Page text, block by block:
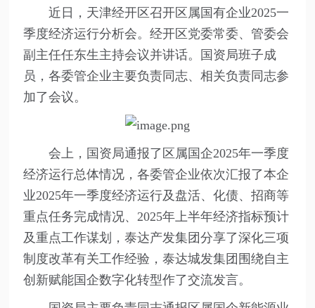
近日，天津经开区召开区属国有企业2025一
季度经济运行分析会。经开区党委常委、管委会
副主任任东生主持会议并讲话。国资局班子成
员，各委管企业主要负责同志、相关负责同志参
加了会议。
会上，国资局通报了区属国企2025年一季度
经济运行总体情况，各委管企业依次汇报了本企
业2025年一季度经济运行及盘活、化债、招商等
重点任务完成情况、2025年上半年经济指标预计
及重点工作谋划，泰达产发集团分享了深化三项
制度改革有关工作经验，泰达城发集团围绕自主
创新赋能国企数字化转型作了交流发言。